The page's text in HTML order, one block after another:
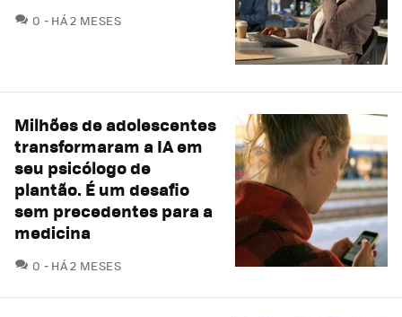
0 COMENTÁRIOS
HÁ 2 MESES
Milhões de adolescentes
transformaram a IA em
seu psicólogo de
plantão. É um desafio
sem precedentes para a
medicina
0 COMENTÁRIOS
HÁ 2 MESES